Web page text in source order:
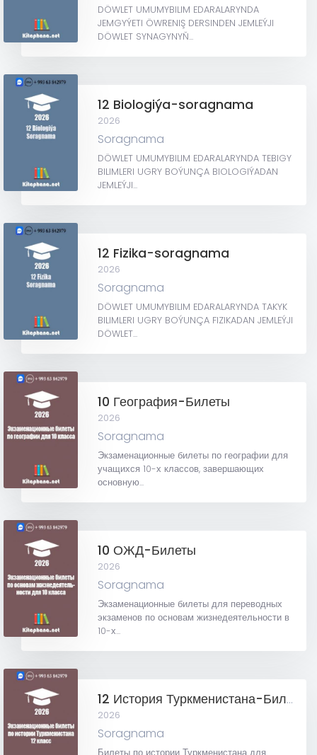
DÖWLET UMUMYBILIM EDARALARYNDA
JEMGYÝETI ÖWRENIŞ DERSINDEN JEMLEÝJI
DÖWLET SYNAGYNYŇ...
12 Biologiýa-soragnama
2026
Soragnama
DÖWLET UMUMYBILIM EDARALARYNDA TEBIGY
BILIMLERI UGRY BOÝUNÇA BIOLOGIÝADAN
JEMLEÝJI...
12 Fizika-soragnama
2026
Soragnama
DÖWLET UMUMYBILIM EDARALARYNDA TAKYK
BILIMLERI UGRY BOÝUNÇA FIZIKADAN JEMLEÝJI
DÖWLET...
10 География-Билеты
2026
Soragnama
Экзаменационные билеты по географии для
учащихся 10-х классов, завершающих
основную...
10 ОЖД-Билеты
2026
Soragnama
Экзаменационные билеты для переводных
экзаменов по основам жизнедеятельности в
10-х...
12 История Туркменистана-Билеты
2026
Soragnama